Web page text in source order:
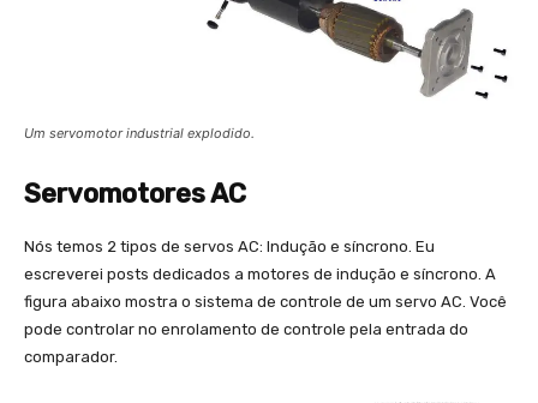
Um servomotor industrial explodido.
Servomotores AC
Nós temos 2 tipos de servos AC: Indução e síncrono. Eu
escreverei posts dedicados a motores de indução e síncrono. A
figura abaixo mostra o sistema de controle de um servo AC. Você
pode controlar no enrolamento de controle pela entrada do
comparador.